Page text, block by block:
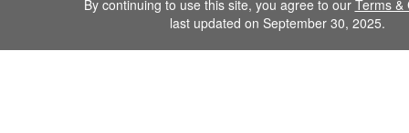
By continuing to use this site, you agree to our Terms &
last updated on September 30, 2025.